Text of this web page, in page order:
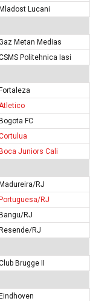
Lucani
Metan Medias
Politehnica Iasi
Atletico
FC
Juniors Cali
RJ
RJ
RJ
RJ
Brugge II